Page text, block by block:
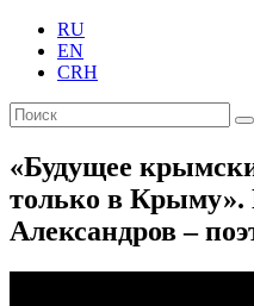
RU
EN
CRH
«Будущее
только в Крыму».
Александров –